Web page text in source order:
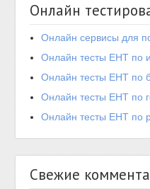
Онлайн
Онлайн сервисы для
Онлайн тесты ЕНТ по
Онлайн тесты ЕНТ по
Онлайн тесты ЕНТ по
Онлайн тесты ЕНТ по
Свежие